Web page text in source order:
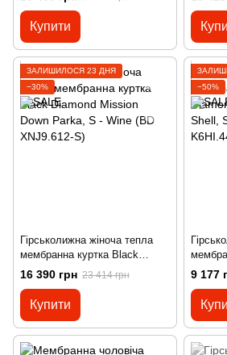
Insulated Jacket, M - Wild Rose
(BD 746061.6012-M)
Купити
Agean
ЗАЛИШИЛОСЯ 23 ДНЯ
−30%
Гірськолижна жіноча тепла
мембранна куртка Black
Diamond Mission Down Parka,
S - Wine (BD XNJ9.612-S)
16 390 грн 23 414 грн
Купити
−50%
Shell,
9 177